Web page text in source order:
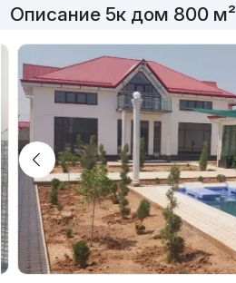
Описание 5к дом 800 м²